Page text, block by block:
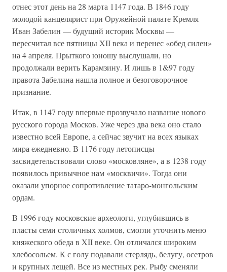
отнес этот день на 28 марта 1147 года. В 1846 году
молодой канцелярист при Оружейной палате Кремля
Иван Забелин — будущий историк Москвы —
пересчитал все пятницы XII века и перенес «обед силен»
на 4 апреля. Прыткого юношу выслушали, но
продолжали верить Карамзину. И лишь в 1&97 году
правота Забелина нашла полное и безоговорочное
признание.
Итак, в 1147 году впервые прозвучало название нового
русского города Москов. Уже через два века оно стало
известно всей Европе, а сейчас звучит на всех языках
мира ежедневно. В 1176 году летописцы
засвидетельствовали слово «московляне», а в 1238 году
появилось привычное нам «москвичи». Тогда они
оказали упорное сопротивление татаро-монгольским
ордам.
В 1996 году московские археологи, углубившись в
пласты семи столичных холмов, смогли уточнить меню
княжеского обеда в XII веке. Он отличался широким
хлебосольем. К с голу подавали стерлядь, белугу, осетров
и крупных лещей. Все из местных рек. Рыбу сменяли